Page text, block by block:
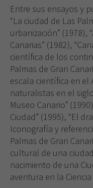
Entre sus ensayos y
“La ciudad de Las
urbanización” (1978),
Canarias” (1982),
científica de los
Palmas de Gran
escala científica en el
naturalistas en el
Museo Canario”
Ciudad” (1995), “El
Iconografía y
Palmas de Gran
cultural de una
nacimiento de una
aventura en la